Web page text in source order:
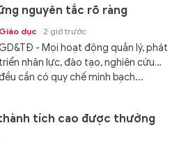
nguyên tắc rõ ràng
Giáo dục 2 giờ trước
- Mọi hoạt động quản lý, phát
triển nhân lực, đào tạo, nghiên cứu…
cần có quy chế minh bạch...
tích cao được thưởng